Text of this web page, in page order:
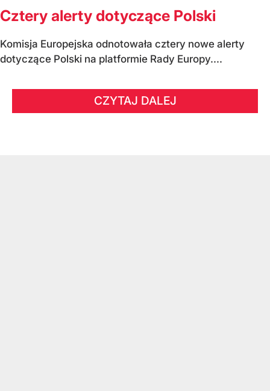
Cztery alerty dotyczące Polski
Komisja Europejska odnotowała cztery nowe alerty
dotyczące Polski na platformie Rady Europy....
CZYTAJ DALEJ